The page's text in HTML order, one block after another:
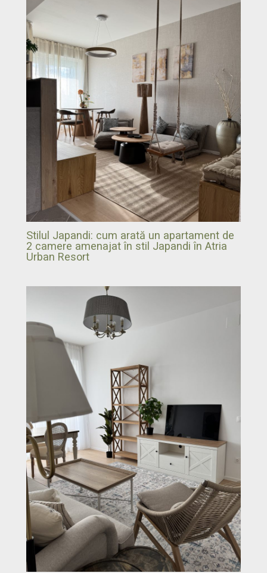
Stilul Japandi: cum arată un apartament de
2 camere amenajat în stil Japandi în Atria
Urban Resort